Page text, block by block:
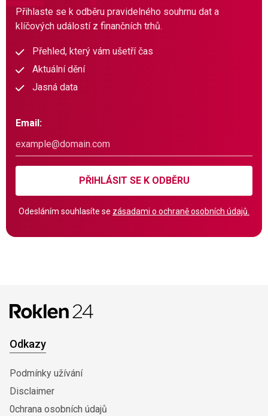
Přihlaste se k odběru pravidelného souhrnu dat a
klíčových událostí z finančních trhů.
Přehled, který vám ušetří čas
Aktuální dění
Jasná data
Email:
PŘIHLÁSIT SE K ODBĚRU
Odesláním souhlasíte se zásadami o ochraně osobních údajů.
Odkazy
Podmínky užívání
Disclaimer
0chrana osobních údajů